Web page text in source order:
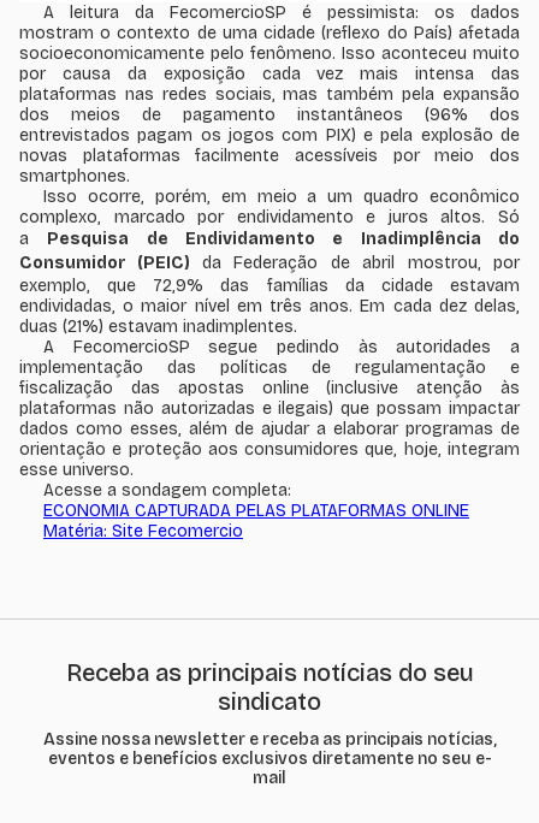
A leitura da FecomercioSP é pessimista: os dados
mostram o contexto de uma cidade (reflexo do País) afetada
socioeconomicamente pelo fenômeno. Isso aconteceu muito
por causa da exposição cada vez mais intensa das
plataformas nas redes sociais, mas também pela expansão
dos meios de pagamento instantâneos (96% dos
entrevistados pagam os jogos com PIX) e pela explosão de
novas plataformas facilmente acessíveis por meio dos
smartphones.
Isso ocorre, porém, em meio a um quadro econômico
complexo, marcado por endividamento e juros altos. Só
a Pesquisa de Endividamento e Inadimplência do
Consumidor (PEIC) da Federação de abril mostrou, por
exemplo, que 72,9% das famílias da cidade estavam
endividadas, o maior nível em três anos. Em cada dez delas,
duas (21%) estavam inadimplentes.
A FecomercioSP segue pedindo às autoridades a
implementação das políticas de regulamentação e
fiscalização das apostas online (inclusive atenção às
plataformas não autorizadas e ilegais) que possam impactar
dados como esses, além de ajudar a elaborar programas de
orientação e proteção aos consumidores que, hoje, integram
esse universo.
Acesse a sondagem completa:
ECONOMIA CAPTURADA PELAS PLATAFORMAS ONLINE
Matéria: Site Fecomercio
Receba as principais notícias do seu
sindicato
Assine nossa newsletter e receba as principais notícias,
eventos e benefícios exclusivos diretamente no seu e-
mail